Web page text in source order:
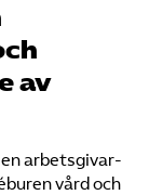
av
arbetsgivar-
vård och